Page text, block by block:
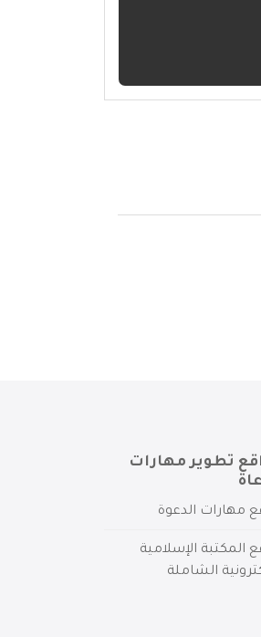
تطوير مهارات
مهارات الدعوة
المكتبة الإسلامية
الشاملة